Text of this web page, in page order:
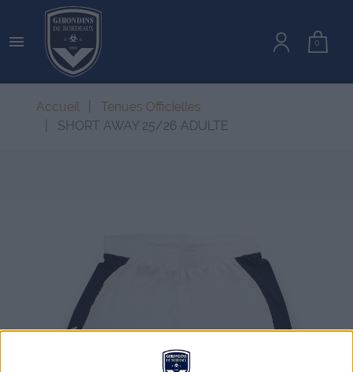
 0
Accueil
Tenues Officielles
SHORT AWAY 25/26 ADULTE